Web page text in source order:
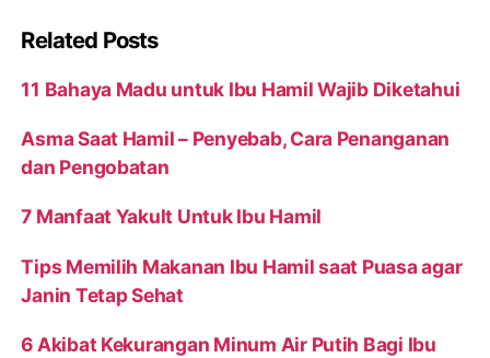
Related Posts
11 Bahaya Madu untuk Ibu Hamil Wajib Diketahui
Asma Saat Hamil – Penyebab, Cara Penanganan
dan Pengobatan
7 Manfaat Yakult Untuk Ibu Hamil
Tips Memilih Makanan Ibu Hamil saat Puasa agar
Janin Tetap Sehat
6 Akibat Kekurangan Minum Air Putih Bagi Ibu